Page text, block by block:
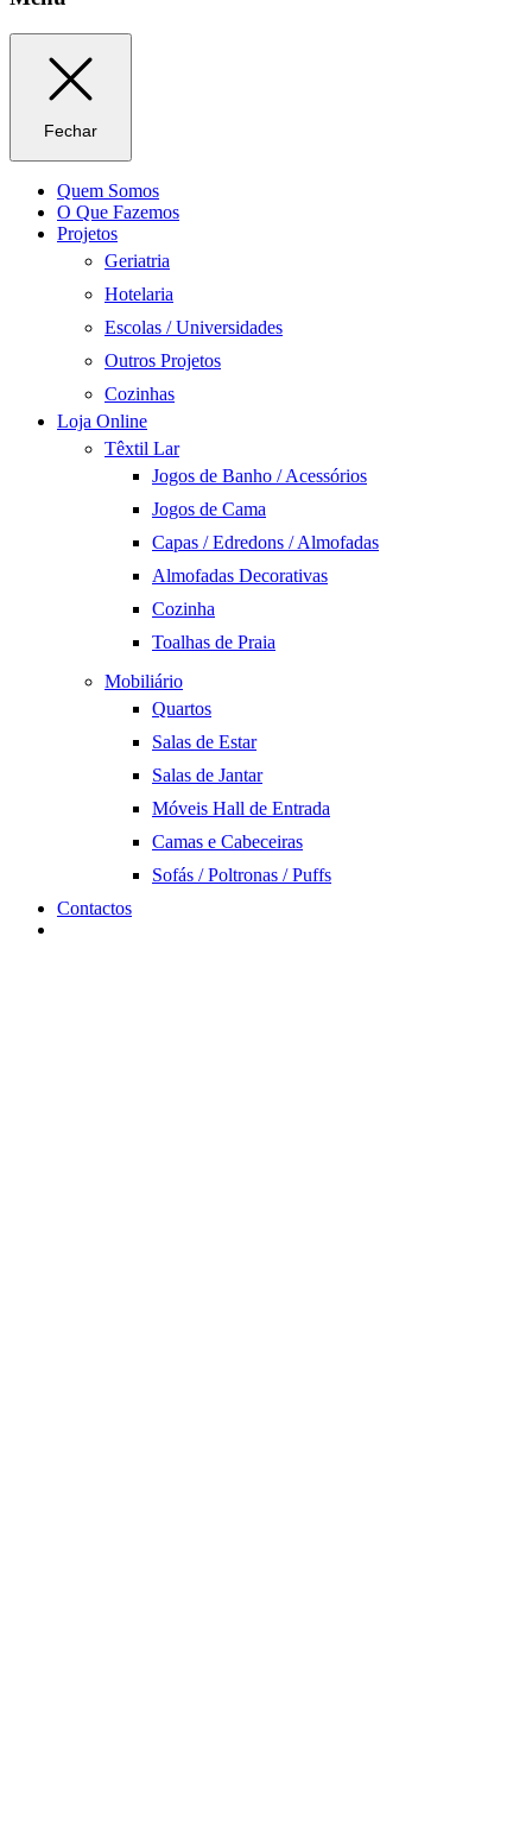
Fechar
Quem Somos
O Que Fazemos
Projetos
Geriatria
Hotelaria
Escolas / Universidades
Outros Projetos
Cozinhas
Loja Online
Têxtil Lar
Jogos de Banho / Acessórios
Jogos de Cama
Capas / Edredons / Almofadas
Almofadas Decorativas
Cozinha
Toalhas de Praia
Mobiliário
Quartos
Salas de Estar
Salas de Jantar
Móveis Hall de Entrada
Camas e Cabeceiras
Sofás / Poltronas / Puffs
Contactos